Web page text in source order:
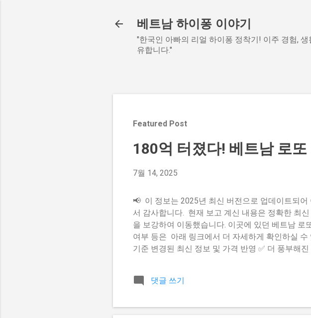
베트남 하이퐁 이야기
"한국인 아빠의 리얼 하이퐁 정착기! 이주 경험,
유합니다."
Featured Post
180억 터졌다! 베트남 로
7월 14, 2025
📢 이 정보는 2025년 최신 버전으로 업데이트되
서 감사합니다. 현재 보고 계신 내용은 정확한 최
을 보강하여 이동했습니다. 이곳에 있던 베트남
여부 등은 아래 링크에서 더 자세하게 확인하실 수
기준 변경된 최신 정보 및 가격 반영 ✅ 더 풍부해
댓글 쓰기